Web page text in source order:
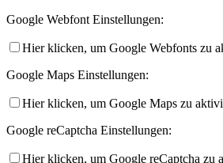
Google Webfont Einstellungen:
Hier klicken, um Google Webfonts zu
Google Maps Einstellungen:
Hier klicken, um Google Maps zu
Google reCaptcha Einstellungen:
Hier klicken, um Google reCaptcha zu